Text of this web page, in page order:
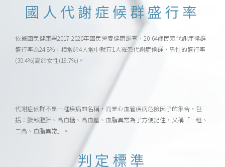
國人代謝症候群盛行率
依據國民健康署2017-2020年國民營養健康調查，20-64歲民眾代謝症候群
盛行率為24.8%，相當於4人當中就有1人罹患代謝症候群，男性的盛行率
(30.4%)高於女性(19.7%)。
代謝症候群不是一種疾病的名稱，而是心血管疾病危險因子的集合，包
括：腹部肥胖、高血糖、高血壓、血脂異常為了方便記住，又稱「一粗、
二高、血脂異常」。
判定標準